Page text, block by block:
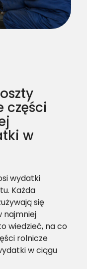
części
w
wydatki
Każda
się
najmniej
wiedzieć, na co
rolnicze
w ciągu